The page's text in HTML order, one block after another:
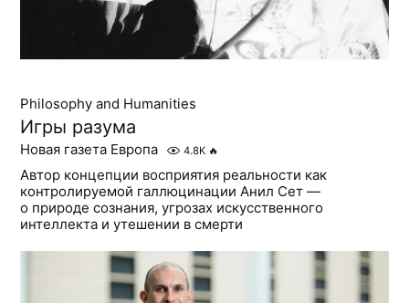
Philosophy and Humanities
Игры разума
Новая газета Европа 4.8K 🔥
Автор концепции восприятия реальности как
контролируемой галлюцинации Анил Сет —
о природе сознания, угрозах искусственного
интеллекта и утешении в смерти